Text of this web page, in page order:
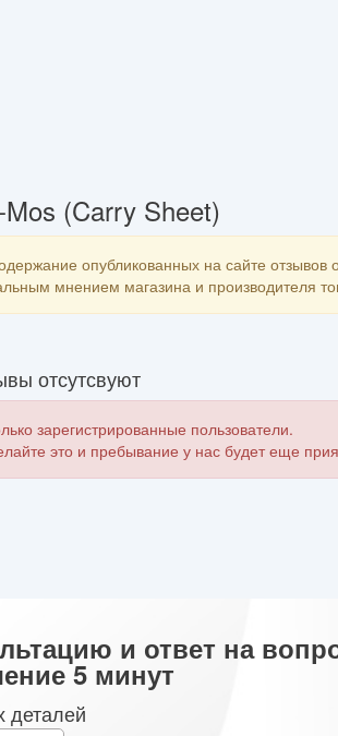
(Carry Sheet)
опубликованных на сайте отзывов
мнением магазина и производителя
отсутсвуют
зарегистрированные пользователи.
это и пребывание у нас будет еще
и ответ на
5 минут
деталей